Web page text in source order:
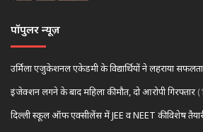
पॉपुलर न्यूज़
उर्मिला एजुकेशनल एकेडमी के विद्यार्थियों ने लहराया
इंजेक्शन लगने के बाद महिला की मौत, दो आरोपी गिरफ्तार
दिल्ली स्कूल ऑफ एक्सीलेंस में JEE व NEET की विशेष